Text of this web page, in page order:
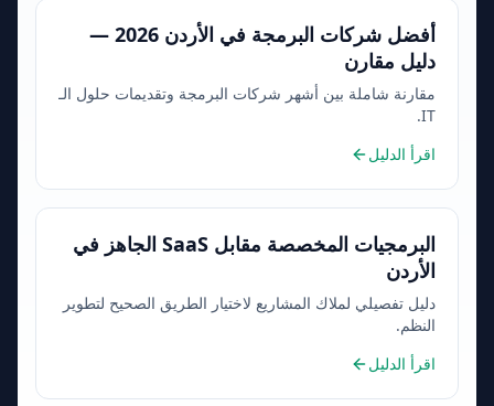
أفضل شركات البرمجة في الأردن 2026 —
دليل مقارن
مقارنة شاملة بين أشهر شركات البرمجة وتقديمات حلول الـ
IT.
اقرأ الدليل
البرمجيات المخصصة مقابل SaaS الجاهز في
الأردن
دليل تفصيلي لملاك المشاريع لاختيار الطريق الصحيح لتطوير
النظم.
اقرأ الدليل